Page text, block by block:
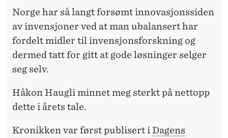
Norge har så langt forsømt innovasjonssiden
av invensjoner ved at man ubalansert har
fordelt midler til invensjonsforskning og
dermed tatt for gitt at gode løsninger selger
seg selv.
Håkon Haugli minnet meg sterkt på nettopp
dette i årets tale.
Kronikken var først publisert i Dagens